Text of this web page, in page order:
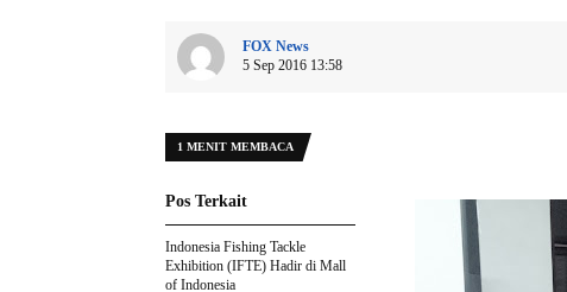
FOX News
5 Sep 2016 13:58
1 MENIT MEMBACA
Pos Terkait
Indonesia Fishing Tackle
Exhibition (IFTE) Hadir di Mall
of Indonesia